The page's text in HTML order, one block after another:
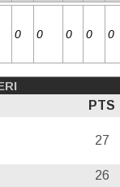
0 0 0 0 0
PTS
27
26